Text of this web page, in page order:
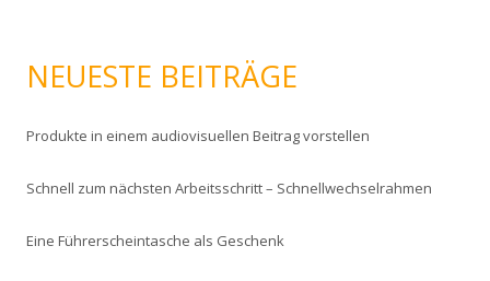
NEUESTE BEITRÄGE
Produkte in einem audiovisuellen Beitrag vorstellen
Schnell zum nächsten Arbeitsschritt – Schnellwechselrahmen
Eine Führerscheintasche als Geschenk